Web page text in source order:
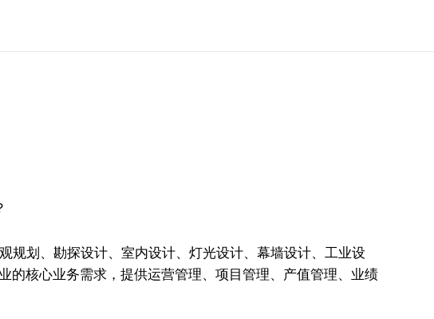
规划、勘探设计、室内设计、灯光设计、幕墙设计、工业设
的核心业务需求，提供运营管理、项目管理、产值管理、业绩